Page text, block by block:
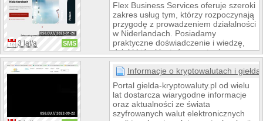
prowadzenia biura, całej
administracyjnej i serwisowej otoczki
jaka towarzyszy wynajmowaniu
powierzchni biurowej.Celem jest
podpowiedzenie najlepszych i
najbardziej optymalnych rozwiązań
przy wynajmie biur
3 lat/a SMS
Flex Business Services oferuje szeroki
zakres usług tym, którzy rozpoczynają
przygodę z prowadzeniem działalności
w Niderlandach. Posiadamy
praktyczne doświadczenie i wiedzę,
dzięki której jesteśmy w stanie
kompleksowo wesprzeć Cię w Twoich
działaniach. Pomagamy także w
dedykowanej linii telefonicznej z
amsterdamskim numerem
stacjonarnym oraz pomoc językową w
tłumaczeniu oraz redagowaniu
Informacje o kryptowalutach i
Portal gielda-kryptowaluty.pl od wielu
lat dostarcza wiarygodne informacje
oraz aktualności ze świata
szyfrowanych walut elektronicznych